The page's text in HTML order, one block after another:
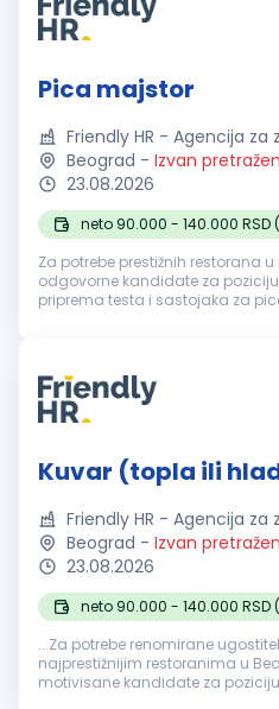
Pica majstor
Friendly HR - Agencija za
Beograd - Izvan
23.08.2026
neto 90.000 - 140.000 RSD
Za potrebe prestižnih restorana
odgovorne kandidate za
priprema testa i sastojaka za
Kuvar (topla ili
Friendly HR - Agencija za
Beograd - Izvan
23.08.2026
neto 90.000 - 140.000 RSD
...Za potrebe renomirane
najprestižnijim restoranima u
motivisane kandidate za